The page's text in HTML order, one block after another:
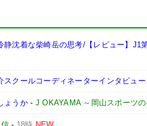
沈着な柴崎岳の思考/【レビュー】J1
スクールコーディネーターインタビュー
ょうか- J OKAYAMA ～岡山スポーツ